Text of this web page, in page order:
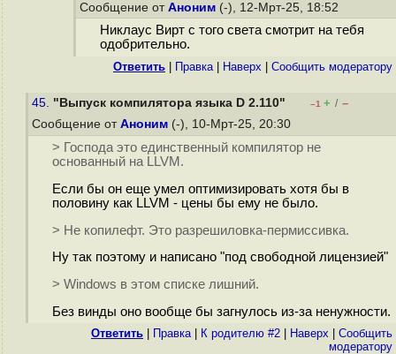
Сообщение от Аноним (-), 12-Мрт-25, 18:52
Никлаус Вирт с того света смотрит на тебя
одобрительно.
Ответить Правка| Наверх Cообщить модератору
45. "Выпуск компилятора языка D 2.110" –1 + / –
Сообщение от Аноним (-), 10-Мрт-25, 20:30
> Господа это единственный компилятор не
основанный на LLVM.
Если бы он еще умел оптимизировать хотя бы в
половину как LLVM - цены бы ему не было.
> Не копилефт. Это разрешиловка-пермиссивка.
Ну так поэтому и написано "под свободной лицензией"
> Windows в этом списке лишний.
Без винды оно вообще бы загнулось из-за ненужности.
Ответить Правка| К родителю #2 Наверх
Cообщить
модератору